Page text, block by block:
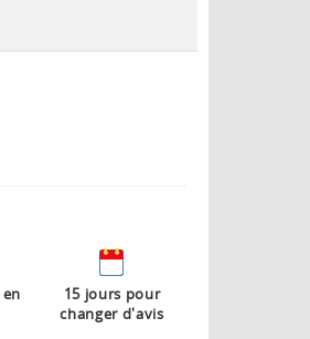
15 jours pour
changer d'avis